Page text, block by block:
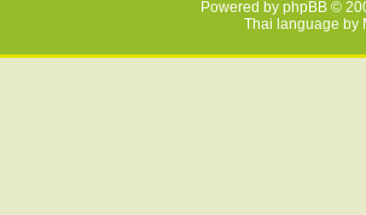
Powered by phpBB ©
Thai language by